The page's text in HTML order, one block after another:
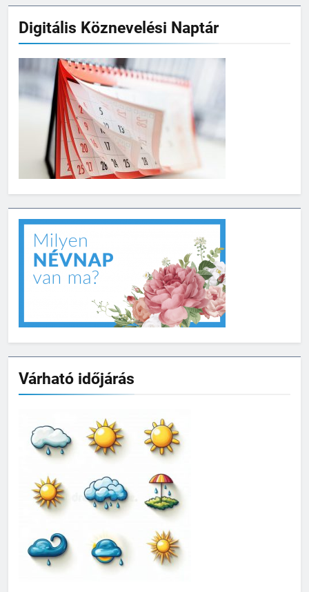
Digitális Köznevelési Naptár
Várható időjárás